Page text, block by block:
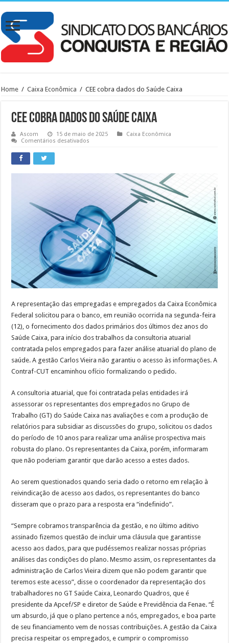
Home / Caixa Econômica / CEE cobra dados do Saúde Caixa
CEE cobra dados do Saúde Caixa
Ascom 15 de maio de 2025
Caixa Econômica
Comentários desativados
Saúde
A representação das empregadas e empregados da Caixa Econômica
Federal solicitou para o banco, em reunião ocorrida na segunda-feira
(12), o fornecimento dos dados primários dos últimos dez anos do
Saúde Caixa, para início dos trabalhos da consultoria atuarial
contratada pelos empregados para fazer análise atuarial do plano de
saúde. A gestão Carlos Vieira não garantiu o acesso às informações. A
Contraf-CUT encaminhou ofício formalizando o pedido.
A consultoria atuarial, que foi contratada pelas entidades irá
assessorar os representantes dos empregados no Grupo de
Trabalho (GT) do Saúde Caixa nas avaliações e com a produção de
relatórios para subsidiar as discussões do grupo, solicitou os dados
do período de 10 anos para realizar uma análise prospectiva mais
robusta do plano. Os representantes da Caixa, porém, informaram
que não poderiam garantir que darão acesso a estes dados.
Ao serem questionados quando seria dado o retorno em relação à
reivindicação de acesso aos dados, os representantes do banco
disseram que o prazo para a resposta era “indefinido”.
“Sempre cobramos transparência da gestão, e no último aditivo
assinado fizemos questão de incluir uma cláusula que garantisse
acesso aos dados, para que pudéssemos realizar nossas próprias
análises das condições do plano. Mesmo assim, os representantes da
administração de Carlos Vieira dizem que não podem garantir que
teremos este acesso”, disse o coordenador da representação dos
trabalhadores no GT Saúde Caixa, Leonardo Quadros, que é
presidente da Apcef/SP e diretor de Saúde e Previdência da Fenae. “É
um absurdo, já que o plano pertence a nós, empregados, e boa parte
de seu financiamento vem de nossas contribuições. A gestão da Caixa
precisa respeitar os empregados, e cumprir o compromisso